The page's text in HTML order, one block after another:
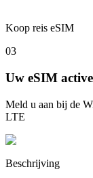
Koop reis eSIM
03
Uw eSIM
Meld u aan bij de
LTE
Beschrijving